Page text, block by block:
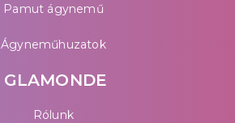
Pamut ágynemű
Ágyneműhuzatok
GLAMONDE
Rólunk